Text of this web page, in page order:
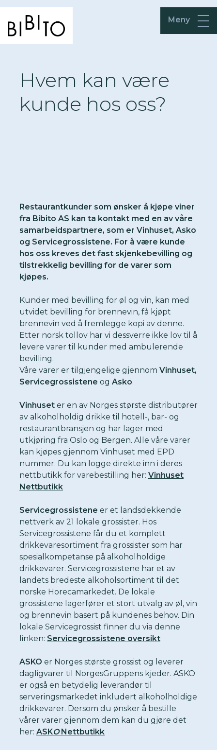
Meny
Hvem kan være
kunde hos oss?
Restaurantkunder som ønsker å kjøpe viner
fra Bibito AS kan ta kontakt med en av våre
samarbeidspartnere, som er Vinhuset, Asko
og Servicegrossistene. For å være kunde
hos oss kreves det fast skjenkebevilling og
tilstrekkelig bevilling for de varer som
kjøpes.
Kunder med bevilling for øl og vin, kan med
utvidet bevilling for brennevin, få kjøpt
brennevin ved å fremlegge kopi av denne.
Etter norsk tollov har vi dessverre ikke lov til å
levere varer til kunder med ambulerende
bevilling.
Våre varer er tilgjengelige gjennom Vinhuset,
Servicegrossistene og Asko.
Vinhuset er en av Norges største distributører
av alkoholholdig drikke til hotell-, bar- og
restaurantbransjen og har lager med
utkjøring fra Oslo og Bergen. Alle våre varer
kan kjøpes gjennom Vinhuset med EPD
nummer. Du kan logge direkte inn i deres
nettbutikk for varebestilling her: Vinhuset
Nettbutikk
Servicegrossistene er et landsdekkende
nettverk av 21 lokale grossister. Hos
Servicegrossistene får du et komplett
drikkevaresortiment fra grossister som har
spesialkompetanse på alkoholholdige
drikkevarer. Servicegrossistene har et av
landets bredeste alkoholsortiment til det
norske Horecamarkedet. De lokale
grossistene lagerfører et stort utvalg av øl, vin
og brennevin basert på kundenes behov. Din
lokale Servicegrossist finner du via denne
linken: Servicegrossistene oversikt
ASKO er Norges største grossist og leverer
dagligvarer til NorgesGruppens kjeder. ASKO
er også en betydelig leverandør til
serveringsmarkedet inkludert alkoholholdige
drikkevarer. Dersom du ønsker å bestille
vårer varer gjennom dem kan du gjøre det
her: ASKONettbutikk